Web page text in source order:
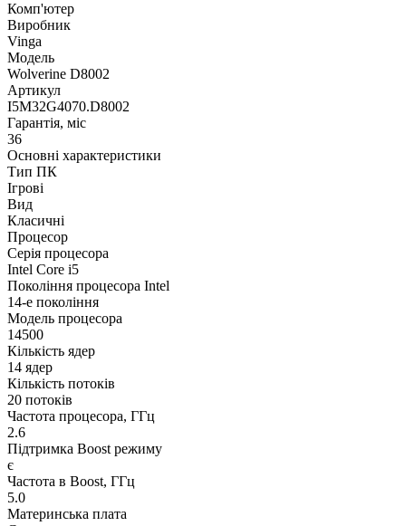
Комп'ютер
Виробник
Vinga
Модель
Wolverine D8002
Артикул
I5M32G4070.D8002
Гарантія, міс
36
Основні характеристики
Тип ПК
Ігрові
Вид
Класичні
Процесор
Серія процесора
Intel Core i5
Покоління процесора Intel
14-е покоління
Модель процесора
14500
Кількість ядер
14 ядер
Кількість потоків
20 потоків
Частота процесора, ГГц
2.6
Підтримка Boost режиму
є
Частота в Boost, ГГц
5.0
Материнська плата